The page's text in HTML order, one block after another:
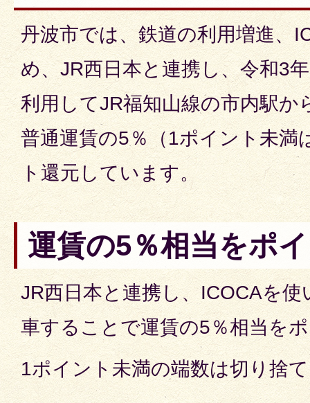
丹波市では、鉄道の利用増進、
め、JR西日本と連携し、令和3
利用してJR福知山線の市内駅か
普通運賃の5％（1ポイント未満
ト還元しています。
運賃の5％相当をポ
JR西日本と連携し、ICOCAを
車することで運賃の5％相当を
1ポイント未満の端数は切り捨